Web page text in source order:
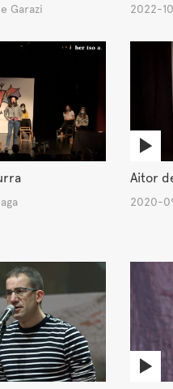
Garazi 2022-
Aitor
2020-